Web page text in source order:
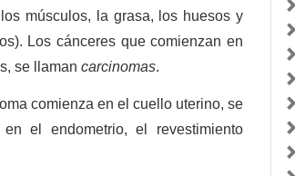
músculos, la grasa, los huesos y
Los cánceres que comienzan en
se llaman carcinomas.
comienza en el cuello uterino, se
el endometrio, el revestimiento